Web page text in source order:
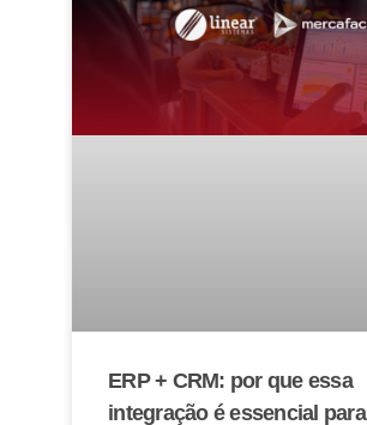
ERP + CRM: por que essa
integração é essencial para